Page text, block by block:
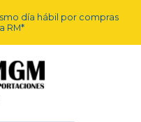
día hábil por compras
RM*